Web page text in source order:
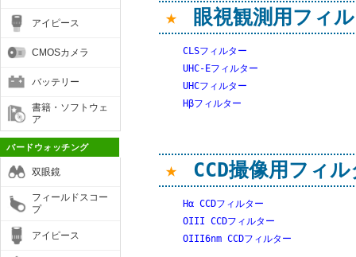
アイピース
CMOSカメラ
バッテリー
書籍・ソフトウェ
ア
バードウォッチング
双眼鏡
フィールドスコー
プ
アイピース
★ 眼視観測用フィ
CLSフィルター
UHC-Eフィルター
UHCフィルター
Hβフィルター
★ CCD撮像用フィ
Hα CCDフィルター
OIII CCDフィルター
OIII6nm CCDフィルター